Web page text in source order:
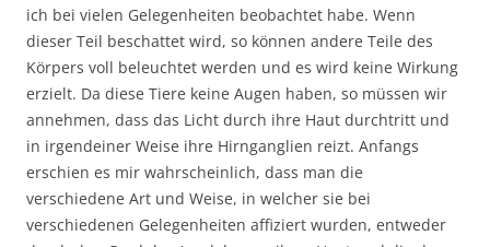
ich bei vielen Gelegenheiten beobachtet habe. Wenn
dieser Teil beschattet wird, so können andere Teile des
Körpers voll beleuchtet werden und es wird keine Wirkung
erzielt. Da diese Tiere keine Augen haben, so müssen wir
annehmen, dass das Licht durch ihre Haut durchtritt und
in irgendeiner Weise ihre Hirnganglien reizt. Anfangs
erschien es mir wahrscheinlich, dass man die
verschiedene Art und Weise, in welcher sie bei
verschiedenen Gelegenheiten affiziert wurden, entweder